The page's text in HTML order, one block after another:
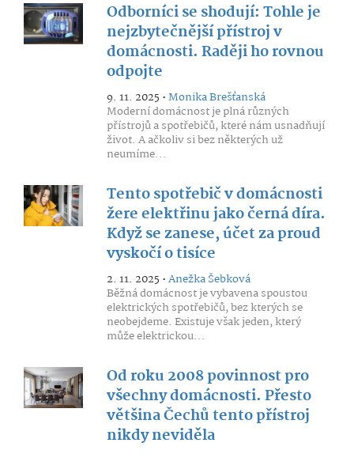
Odborníci se shodují: Tohle je
nejzbytečnější přístroj v
domácnosti. Raději ho rovnou
odpojte
9. 11. 2025 •Monika Brešťanská
Moderní domácnost je plná různých
přístrojů a spotřebičů, které nám usnadňují
život. A ačkoliv si bez některých už
neumíme...
Tento spotřebič v domácnosti
žere elektřinu jako černá díra.
Když se zanese, účet za proud
vyskočí o tisíce
2. 11. 2025 •Anežka Šebková
Běžná domácnost je vybavena spoustou
elektrických spotřebičů, bez kterých se
neobejdeme. Existuje však jeden, který
může elektrickou...
Od roku 2008 povinnost pro
všechny domácnosti. Přesto
většina Čechů tento přístroj
nikdy neviděla